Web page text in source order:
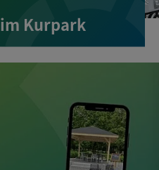
Kurpark